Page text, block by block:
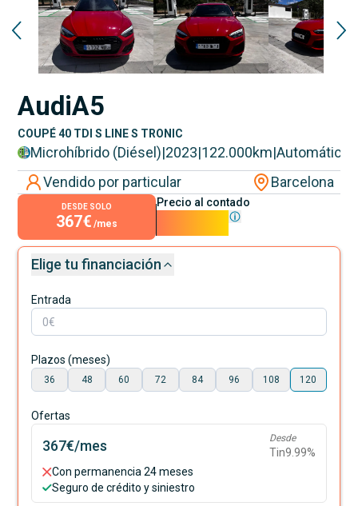
AudiA5
COUPÉ 40 TDI S LINE S TRONIC
Microhíbrido (Diésel)|2023|122.000km|Automático
Vendido por particular
Barcelona
DESDE SOLO
367€ /mes
Precio al contado
Elige tu financiación
Entrada
Plazos (meses)
36 48 60 72 84 96 108 120
Ofertas
367€/mes Desde
Tin9.99%
Con permanencia 24 meses
Seguro de crédito y siniestro